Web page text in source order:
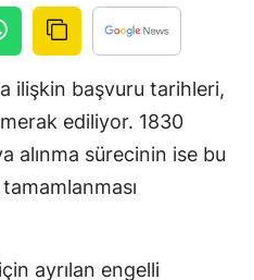
Elazığ
Erzincan
Erzurum
Eskişehir
ilişkin başvuru tarihleri,
ediliyor. 1830
alınma sürecinin ise bu
ayrılan engelli